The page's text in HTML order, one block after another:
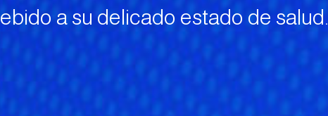
a su delicado estado de salud.